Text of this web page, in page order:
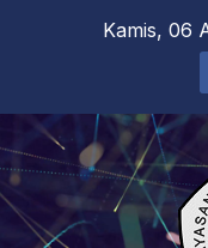
Kamis, 06